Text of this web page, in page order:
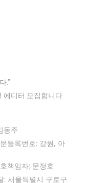
.”
에디터 모집합니다
동주
등록번호: 강원, 아
책임자: 문정호
: 서울특별시 구로구